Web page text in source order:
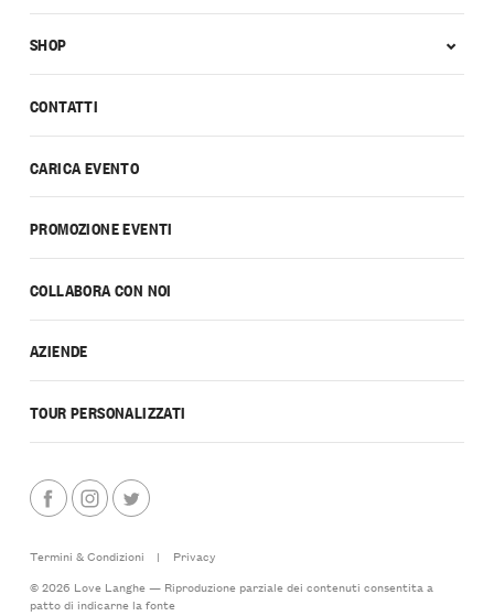
CONTATTI
CARICA EVENTO
PROMOZIONE EVENTI
COLLABORA CON NOI
AZIENDE
TOUR PERSONALIZZATI
SHOP
Termini & Condizioni |
Privacy
© 2026 Love Langhe — Riproduzione parziale dei contenuti consentita a
patto di indicarne la fonte